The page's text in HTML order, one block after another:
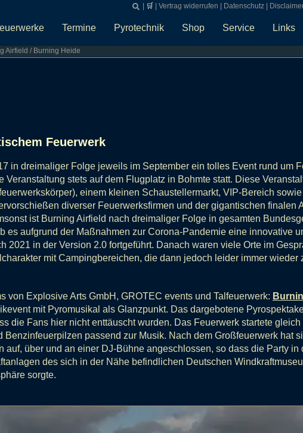
🛒 |Vertrag widerrufen Datenschutz
Termine Pyrotechnik Shop Service Links
Airfield / Burning Heide
Feuerwerk
in dreimaliger Folge jeweils im September ein tolles Event rund um
Veranstaltung stets auf dem Flugplatz in Bohmte statt. Diese
einem kleinen Schaustellermarkt, VIP-Bereich sowie
diverser Feuerwerksfirmen und der gigantischen finalen
ist Burning Airfield nach dreimaliger Folge in gesamten
es aufgrund der Maßnahmen zur Corona-Pandemie eine innovative
2021 in der Version 2.0 fortgeführt. Danach waren viele Orte im
mit Campingbereichen, die dann jedoch leider immer wieder
von Explosive Arts GmbH, GROTEC events und Talfeuerwerk:
mit Pyromusikal als Glanzpunkt. Das dargebotene
die Fans hier nicht enttäuscht wurden. Das Feuerwerk startete
passend zur Musik. Nach dem Großfeuerwerk hat
über und an einer DJ-Bühne angeschlossen, so dass die Party in
des sich in der Nähe befindlichen Deutschen
sorgte.